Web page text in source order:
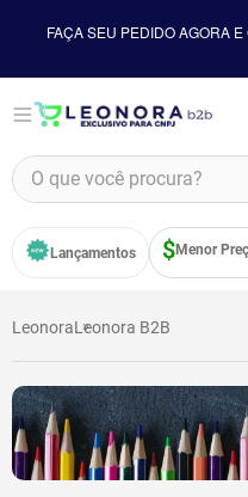
FAÇA SEU PEDIDO AGORA
O que você procura?
Lançamentos Menor
LeonoraLeonora B2B